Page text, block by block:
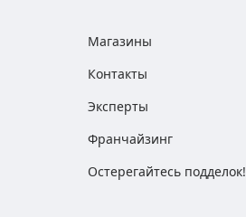
Магазины
Контакты
Эксперты
Франчайзинг
Остерегайтесь подделок!